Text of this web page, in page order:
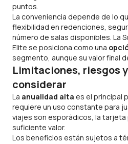
puntos.
La conveniencia depende de lo
flexibilidad en redenciones,
número de salas disponibles. La
Elite se posiciona como una
segmento, aunque su valor final
Limitaciones, riesgos
considerar
La anualidad alta es el principal
requiere un uso constante para
viajes son esporádicos, la tarjeta
suficiente valor.
Los beneficios están sujetos a